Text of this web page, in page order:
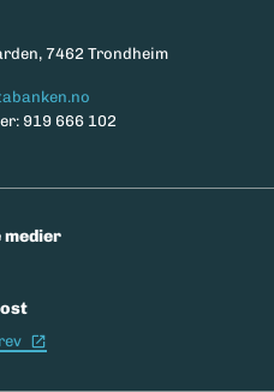
7462 Trondheim
919 666 102
medier